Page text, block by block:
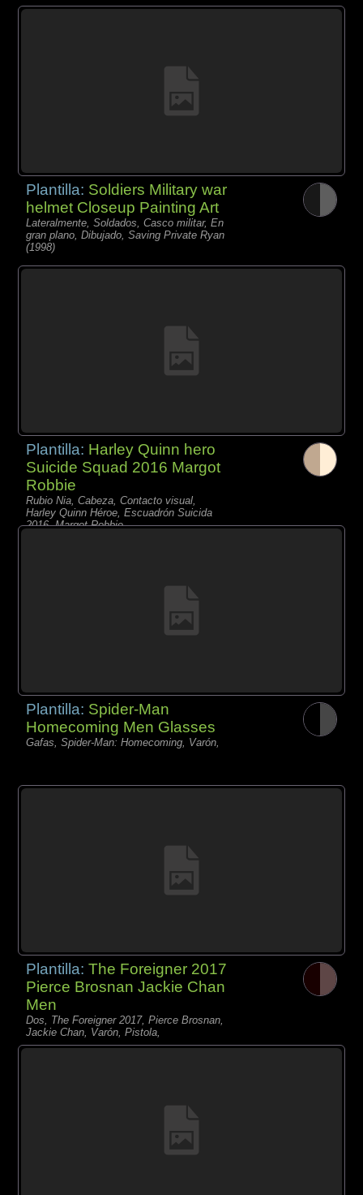
Plantilla: Soldiers Military war
helmet Closeup Painting Art
Lateralmente, Soldados, Casco militar, En
gran plano, Dibujado, Saving Private Ryan
(1998)
Plantilla: Harley Quinn hero
Suicide Squad 2016 Margot
Robbie
Rubio Nia, Cabeza, Contacto visual,
Harley Quinn Héroe, Escuadrón Suicida
2016, Margot Robbie,
Plantilla: Spider-Man
Homecoming Men Glasses
Gafas, Spider-Man: Homecoming, Varón,
Plantilla:The Foreigner 2017
Pierce Brosnan Jackie Chan
Men
Dos, The Foreigner 2017, Pierce Brosnan,
Jackie Chan, Varón, Pistola,